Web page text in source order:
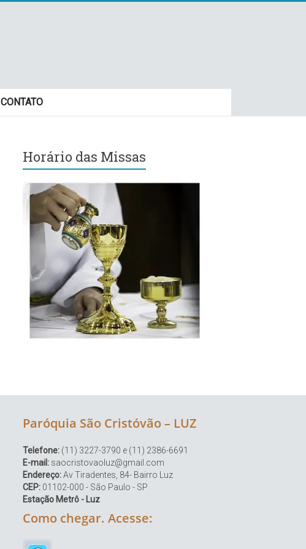
CONTATO
Horário das Missas
Paróquia São Cristóvão – LUZ
Telefone: (11) 3227-3790 e (11) 2386-6691
E-mail: saocristovaoluz@gmail.com
Endereço:Av Tiradentes, 84- Bairro Luz
CEP: 01102-000 - São Paulo - SP
Estação Metrô - Luz
Como chegar. Acesse: